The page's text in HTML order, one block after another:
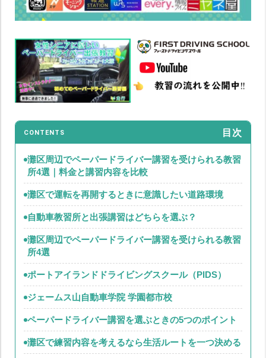
CONTENTS 目次
灘区周辺でペーパードライバー講習を受けられる教習
所4選｜料金と講習内容を比較
灘区で運転を再開するときに意識したい道路環境
自動車教習所と出張講習はどちらを選ぶ？
灘区周辺でペーパードライバー講習を受けられる教習
所4選
ポートアイランドドライビングスクール（PIDS）
ジェームス山自動車学院 学園都市校
ペーパードライバー講習を選ぶときの5つのポイント
灘区で練習内容を考えるなら生活ルートを一つ決める